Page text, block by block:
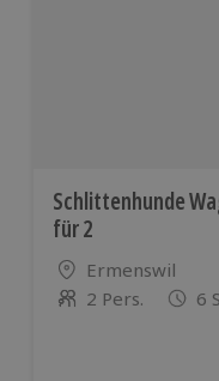
Schlittenhunde
für 2
Standort
Ermenswil
Anzahl der
2 Pers. 6